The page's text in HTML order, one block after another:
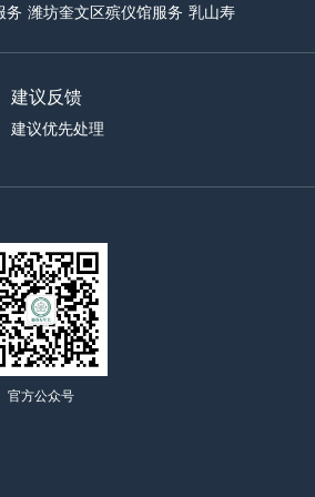
务 潍坊奎文区殡仪馆服务 乳山寿
建议反馈
建议优先处理
官方公众号